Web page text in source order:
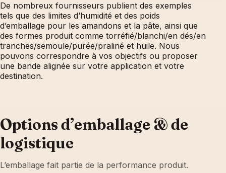
De nombreux fournisseurs publient des exemples
tels que des limites d’humidité et des poids
d’emballage pour les amandons et la pâte, ainsi que
des formes produit comme torréfié/blanchi/en dés/en
tranches/semoule/purée/praliné et huile. Nous
pouvons correspondre à vos objectifs ou proposer
une bande alignée sur votre application et votre
destination.
Options d’emballage & de
logistique
L’emballage fait partie de la performance produit.